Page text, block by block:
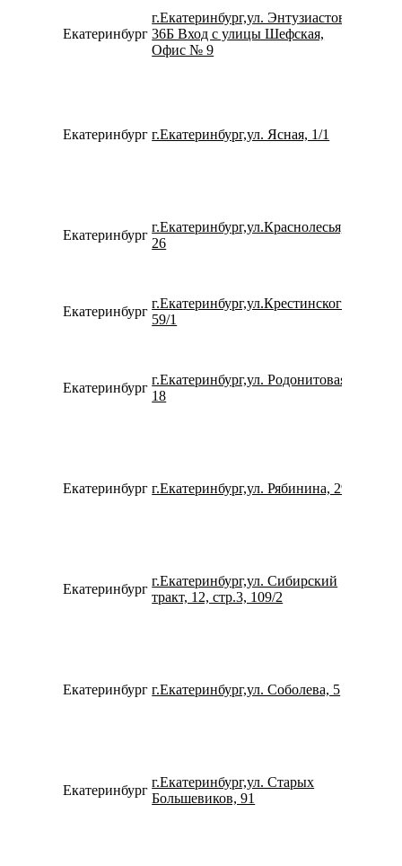
Екатеринбург
г.Екатеринбург,ул. Энтузиастов,
36Б Вход с улицы Шефская,
Офис № 9
Екатеринбург г.Екатеринбург,ул. Ясная, 1/1
Екатеринбург
г.Екатеринбург,ул.Краснолесья,
26
Екатеринбург
г.Екатеринбург,ул.Крестинского,
59/1
Екатеринбург
г.Екатеринбург,ул. Родонитовая,
18
Екатеринбург г.Екатеринбург,ул. Рябинина, 29
Екатеринбург
г.Екатеринбург,ул. Сибирский
тракт, 12, стр.3, 109/2
Екатеринбург г.Екатеринбург,ул. Соболева, 5
Екатеринбург
г.Екатеринбург,ул. Старых
Большевиков, 91